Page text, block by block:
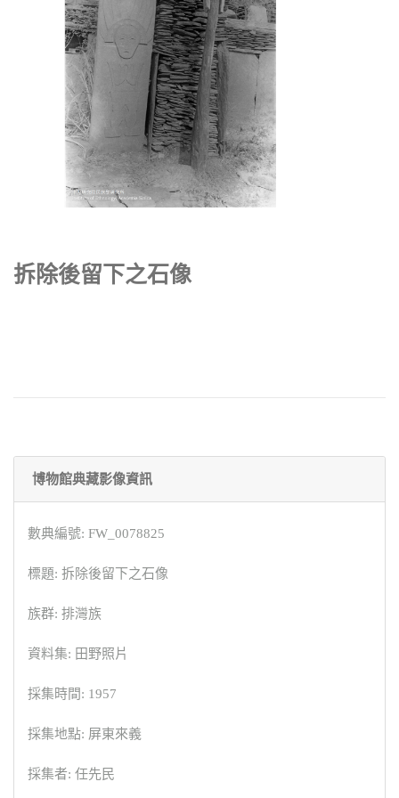
拆除後留下之石像
博物館典藏影像資訊
數典編號: FW_0078825
標題: 拆除後留下之石像
族群: 排灣族
資料集: 田野照片
採集時間: 1957
採集地點: 屏東來義
採集者: 任先民